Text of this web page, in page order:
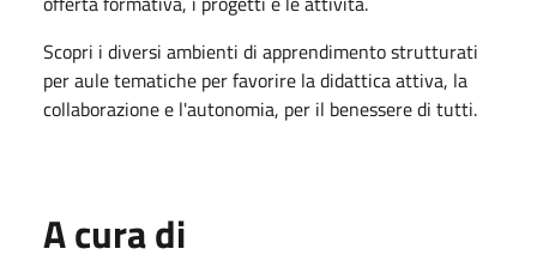
Scopri i diversi ambienti di apprendimento strutturati
per aule tematiche per favorire la didattica attiva, la
collaborazione e l'autonomia, per il benessere di tutti.
A cura di